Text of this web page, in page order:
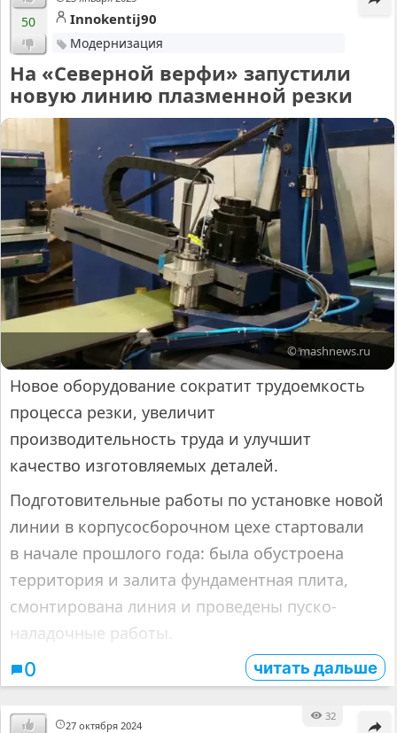
50 Innokentij90
Модернизация
На «Северной верфи» запустили
новую линию плазменной резки
© mashnews.ru
Новое оборудование сократит трудоемкость
процесса резки, увеличит
производительность труда и улучшит
качество изготовляемых деталей.
Подготовительные работы по установке новой
линии в корпусосборочном цехе стартовали
в начале прошлого года: была обустроена
территория и залита фундаментная плита,
смонтирована линия и проведены пуско-
наладочные работы.
0 читать дальше
27 октября 2024
32